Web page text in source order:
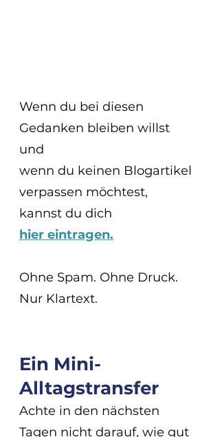
Wenn du bei diesen
Gedanken bleiben willst
und
wenn du keinen Blogartikel
verpassen möchtest,
kannst du dich
hier eintragen.
Ohne Spam. Ohne Druck.
Nur Klartext.
Ein Mini-
Alltagstransfer
Achte in den nächsten
Tagen nicht darauf, wie gut